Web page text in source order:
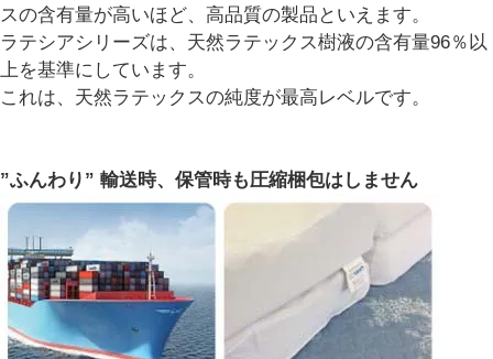
スの含有量が高いほど、高品質の製品といえます。
ラテシアシリーズは、天然ラテックス樹液の含有量96％以
上を基準にしています。
これは、天然ラテックスの純度が最高レベルです。
”ふんわり” 輸送時、保管時も圧縮梱包はしません